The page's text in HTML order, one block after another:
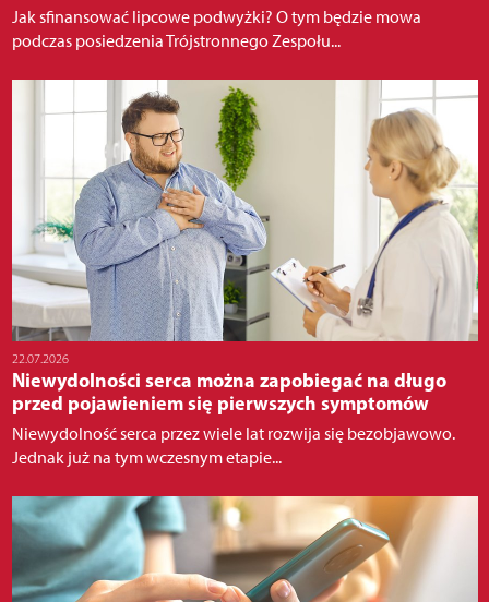
Jak sfinansować lipcowe podwyżki? O tym będzie mowa
podczas posiedzenia Trójstronnego Zespołu...
22.07.2026
Niewydolności serca można zapobiegać na długo
przed pojawieniem się pierwszych symptomów
Niewydolność serca przez wiele lat rozwija się bezobjawowo.
Jednak już na tym wczesnym etapie...